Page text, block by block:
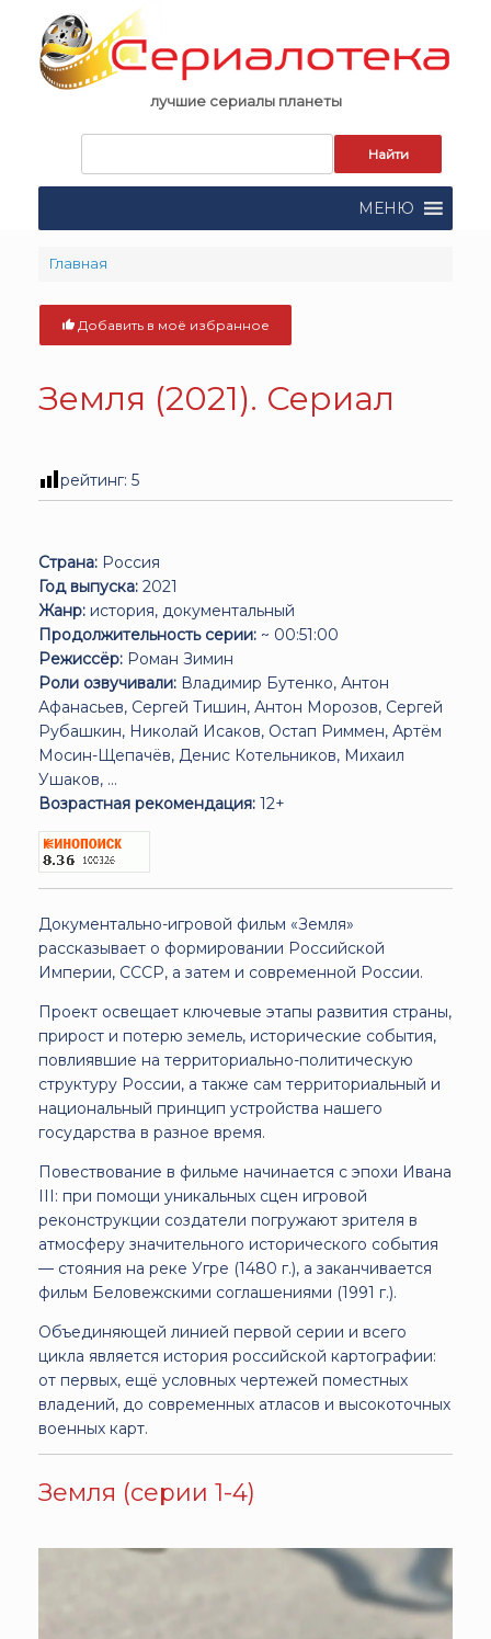
content
лучшие сериалы планеты
поиска:
МЕНЮ
Главная
Добавить в моё избранное
Земля (2021). Сериал
рейтинг: 5
Страна: Россия
Год выпуска: 2021
Жанр: история, документальный
Продолжительность серии: ~ 00:51:00
Режиссёр: Роман Зимин
Роли озвучивали: Владимир Бутенко, Антон
Афанасьев, Сергей Тишин, Антон Морозов, Сергей
Рубашкин, Николай Исаков, Остап Риммен, Артём
Мосин-Щепачёв, Денис Котельников, Михаил
Ушаков, ...
Возрастная рекомендация: 12+
Документально-игровой фильм «Земля»
рассказывает о формировании Российской
Империи, СССР, а затем и современной России.
Проект освещает ключевые этапы развития страны,
прирост и потерю земель, исторические события,
повлиявшие на территориально-политическую
структуру России, а также сам территориальный и
национальный принцип устройства нашего
государства в разное время.
Повествование в фильме начинается с эпохи Ивана
III: при помощи уникальных сцен игровой
реконструкции создатели погружают зрителя в
атмосферу значительного исторического события
— стояния на реке Угре (1480 г.), а заканчивается
фильм Беловежскими соглашениями (1991 г.).
Объединяющей линией первой серии и всего
цикла является история российской картографии:
от первых, ещё условных чертежей поместных
владений, до современных атласов и высокоточных
военных карт.
Земля (серии 1-4)